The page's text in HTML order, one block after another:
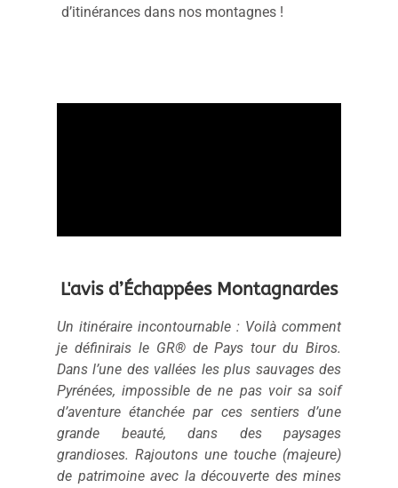
d’itinérances dans nos montagnes !
L'avis d’Échappées Montagnardes
Un itinéraire incontournable : Voilà comment
je définirais le GR® de Pays tour du Biros.
Dans l’une des vallées les plus sauvages des
Pyrénées, impossible de ne pas voir sa soif
d’aventure étanchée par ces sentiers d’une
grande beauté, dans des paysages
grandioses. Rajoutons une touche (majeure)
de patrimoine avec la découverte des mines